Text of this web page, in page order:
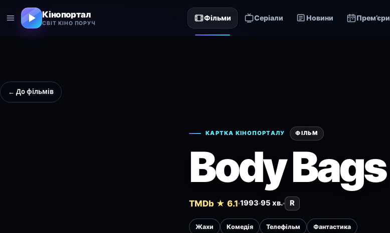
Кінопортал
СВІТ КІНО ПОРУЧ
Фільми Серіали Новини Прем’єри
← До фільмів
КАРТКА КІНОПОРТАЛУ ФІЛЬМ
Body Bags
TMDb ★ 6.1 1993 95 хв. R
Жахи Комедія Телефільм Фантастика